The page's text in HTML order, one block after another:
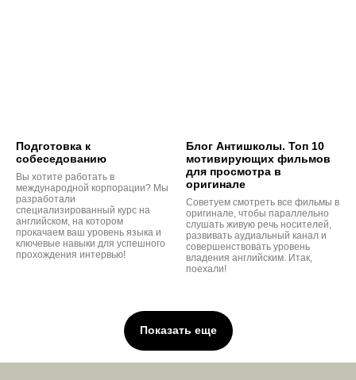
Подготовка к
собеседованию
Вы хотите работать в
международной корпорации? Мы
разработали
специализированный курс на
английском, на котором
прокачаем ваш уровень языка и
ключевые навыки для успешного
прохождения интервью!
Блог Антишколы. Топ 10
мотивирующих фильмов
для просмотра в
оригинале
Советуем смотреть все фильмы в
оригинале, чтобы параллельно
слушать живую речь носителей,
развивать аудиальный канал и
совершенствовать уровень
владения английским. Итак,
поехали!
Показать еще